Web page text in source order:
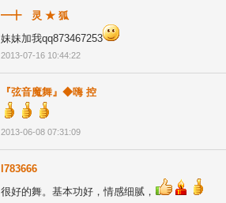
━╋ゞ灵 ★ 狐ゞ
妹妹加我qq873467253
2013-07-16 10:44:22
『弦音魔舞』◆嗨 控
2013-06-08 07:31:09
l783666
很好的舞。基本功好，情感细腻，